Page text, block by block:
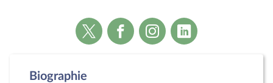
Voir
la
Voir
la
Voir
la
Voir
la
Biographie